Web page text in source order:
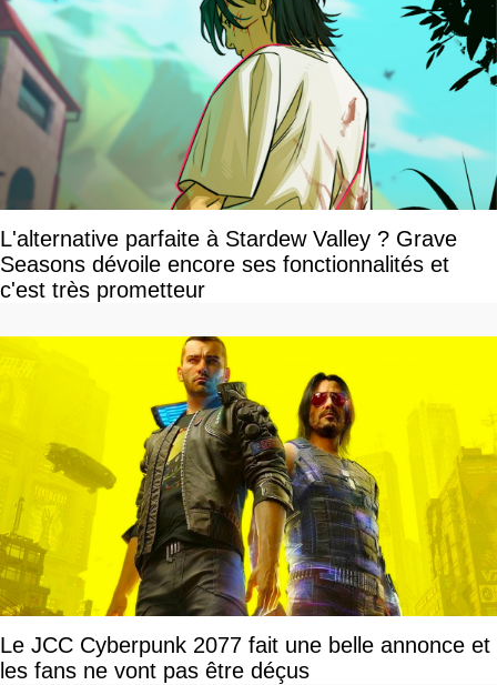
L'alternative parfaite à Stardew Valley ? Grave
Seasons dévoile encore ses fonctionnalités et
c'est très prometteur
Le JCC Cyberpunk 2077 fait une belle annonce et
les fans ne vont pas être déçus